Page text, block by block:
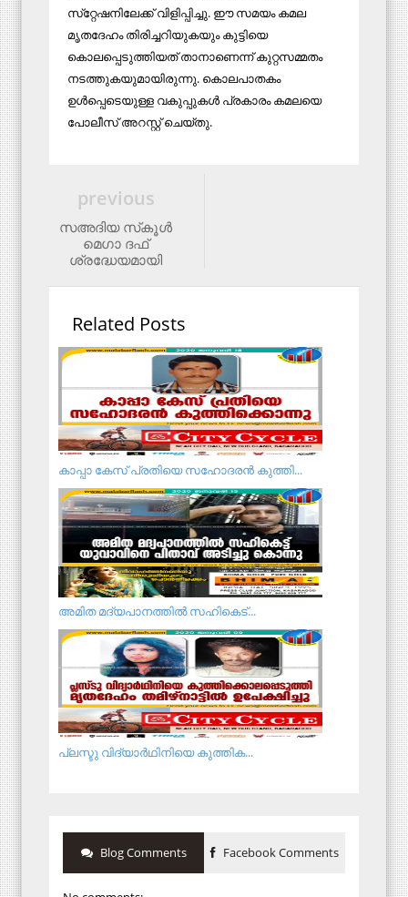
സ്‌റ്റേഷനിലേക്ക് വിളിപ്പിച്ചു. ഈ സമയം കമല
മൃതദേഹം തിരിച്ചറിയുകയും കുട്ടിയെ
കൊലപ്പെടുത്തിയത് താനാണെന്ന് കുറ്റസമ്മതം
നടത്തുകയുമായിരുന്നു. കൊലപാതകം
ഉള്‍പ്പെടെയുള്ള വകുപ്പുകള്‍ പ്രകാരം കമലയെ
പോലീസ് അറസ്റ്റ് ചെയ്തു.
previous
സഅദിയ സ്‌കൂള്‍
മെഗാ ദഫ്
ശ്രദ്ധേയമായി
Related Posts
കാപ്പാ കേസ് പ്രതിയെ സഹോദരന്‍ കുത്തി...
അ​മി​ത മ​ദ്യ​പാ​ന​ത്തി​ൽ സ​ഹി​കെ​ട്...
പ്ല​സ്ടു വി​ദ്യാ​ർ​ഥി​നി​യെ കുത്തിക...
Blog Comments Facebook Comments